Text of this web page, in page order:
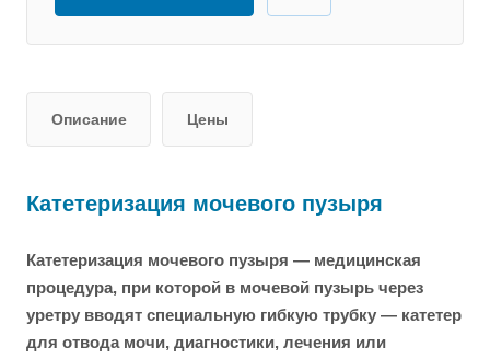
Описание Цены
Катетеризация мочевого пузыря
Катетеризация мочевого пузыря — медицинская
процедура, при которой в мочевой пузырь через
уретру вводят специальную гибкую трубку — катетер
для отвода мочи, диагностики, лечения или